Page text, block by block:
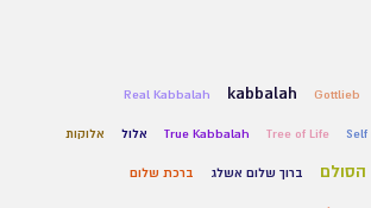
Gottlieb
kabbalah
Real Kabbalah
Tree of Life
True Kabbalah אלול אלוקות
ברוך שלום אשלג ברכת שלום